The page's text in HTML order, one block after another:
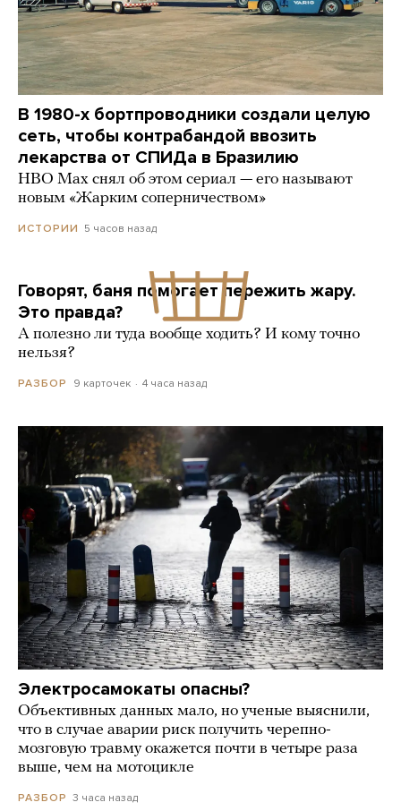
В 1980-х бортпроводники создали целую
сеть, чтобы контрабандой ввозить
лекарства от СПИДа в Бразилию
HBO Max снял об этом сериал — его называют
новым «Жарким соперничеством»
ИСТОРИИ 5 часов назад
Говорят, баня помогает пережить жару.
Это правда?
А полезно ли туда вообще ходить? И кому точно
нельзя?
РАЗБОР 9 карточек 4 часа назад
Электросамокаты опасны?
Объективных данных мало, но ученые выяснили,
что в случае аварии риск получить черепно-
мозговую травму окажется почти в четыре раза
выше, чем на мотоцикле
РАЗБОР 3 часа назад